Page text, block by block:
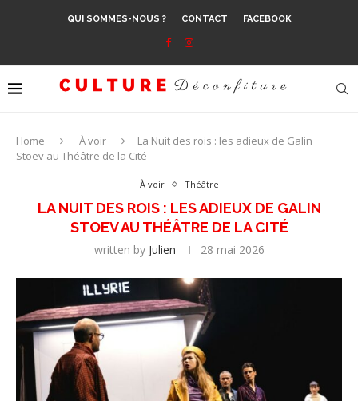
QUI SOMMES-NOUS ? CONTACT FACEBOOK
Home À voir
La Nuit des rois : les adieux de Galin
Stoev au Théâtre de la Cité
À voir Théâtre
LA NUIT DES ROIS : LES ADIEUX DE GALIN
STOEV AU THÉÂTRE DE LA CITÉ
written by Julien 28 mai 2026